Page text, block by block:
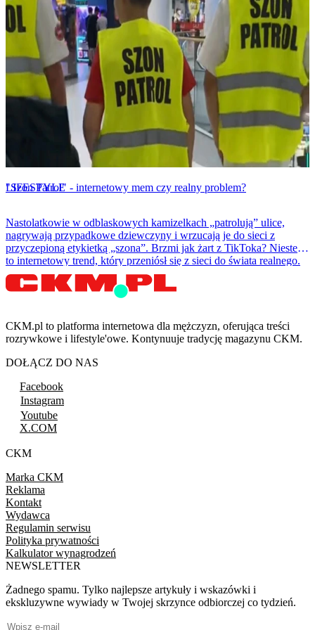
LIFESTYLE
"Szon Patrol" - internetowy mem czy realny problem?
Nastolatkowie w odblaskowych kamizelkach „patrolują” ulice,
nagrywają przypadkowe dziewczyny i wrzucają je do sieci z
przyczepioną etykietką „szona”. Brzmi jak żart z TikToka? Niestety
to internetowy trend, który przeniósł się z sieci do świata realnego.
CKM.pl to platforma internetowa dla mężczyzn, oferująca treści
rozrywkowe i lifestyle'owe. Kontynuuje tradycję magazynu CKM.
DOŁĄCZ DO NAS
Facebook
Instagram
Youtube
X.COM
CKM
Marka CKM
Reklama
Kontakt
Wydawca
Regulamin serwisu
Polityka prywatności
Kalkulator wynagrodzeń
NEWSLETTER
Żadnego spamu. Tylko najlepsze artykuły i wskazówki i
ekskluzywne wywiady w Twojej skrzynce odbiorczej co tydzień.